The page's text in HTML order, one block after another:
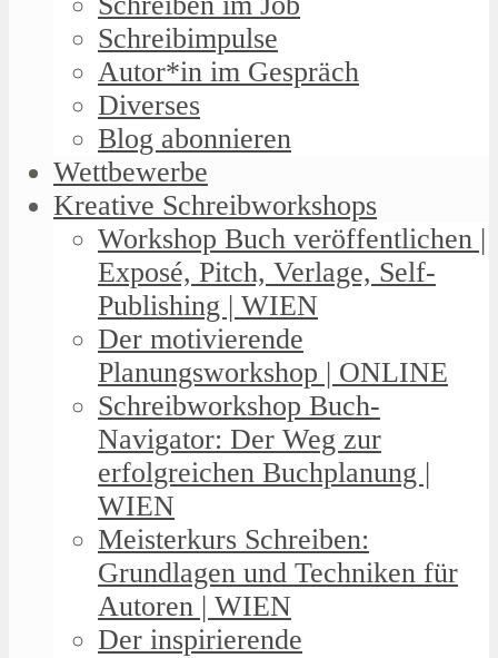
Schreibimpulse
Autor*in im Gespräch
Diverses
Blog abonnieren
Wettbewerbe
Kreative Schreibworkshops
Workshop Buch veröffentlichen |
Exposé, Pitch, Verlage, Self-
Publishing | WIEN
Der motivierende
Planungsworkshop | ONLINE
Schreibworkshop Buch-
Navigator: Der Weg zur
erfolgreichen Buchplanung |
WIEN
Meisterkurs Schreiben:
Grundlagen und Techniken für
Autoren | WIEN
Der inspirierende